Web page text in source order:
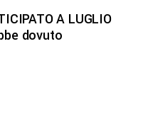
A LUGLIO
dovuto